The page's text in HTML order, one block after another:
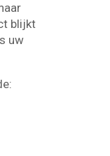
blijkt
uw